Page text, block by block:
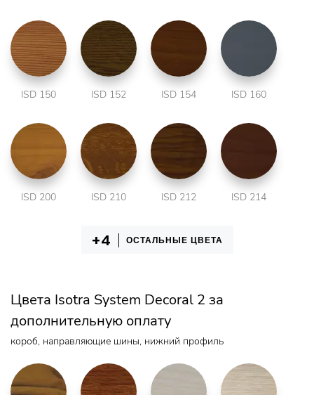
ISD 150 ISD 152 ISD 154 ISD 160
ISD 200 ISD 210 ISD 212 ISD 214
ОСТАЛЬНЫЕ ЦВЕТА
Цвета Isotra System Decoral 2 за
дополнительную оплату
короб, направляющие шины, нижний профиль